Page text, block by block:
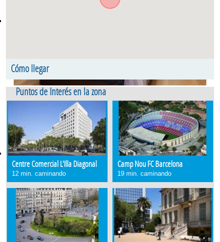
Cómo llegar
C/ Galileu. Piso .. Les Corts Les Corts Barcelona
Puntos de Interés en la zona
Centre Comercial L'Illa Diagonal
12 min. caminando
Camp Nou FC Barcelona
19 min. caminando